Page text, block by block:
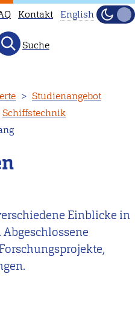
Kontakt
not
English
main
page
English
Hell
Suche
Studienangebot
Schiffstechnik
Einblicke in